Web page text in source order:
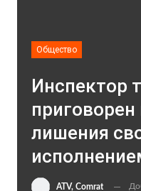
Общество
Инспектор
лишения
ATV, Comrat